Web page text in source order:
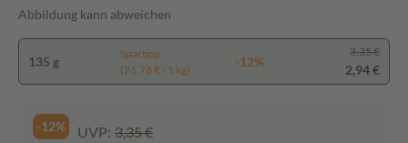
Abbildung kann abweichen
135 g
Spartipp
(21,78 € / 1 kg)
-12%
3,35 €
2,94 €
-12% UVP: 3,35 €